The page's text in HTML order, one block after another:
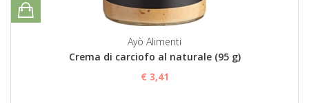
Ayò Alimenti
Crema di carciofo al naturale (95 g)
€ 3,41